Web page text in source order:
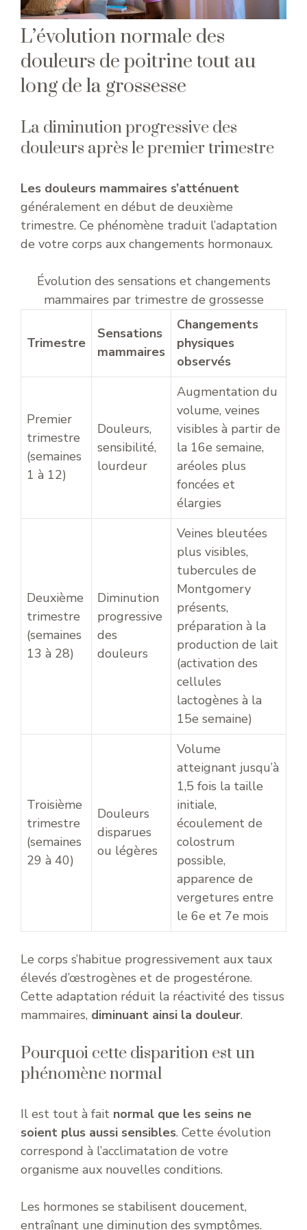
L’évolution normale des
douleurs de poitrine tout au
long de la grossesse
La diminution progressive des
douleurs après le premier trimestre
Les douleurs mammaires s’atténuent
généralement en début de deuxième
trimestre. Ce phénomène traduit l’adaptation
de votre corps aux changements hormonaux.
Évolution des sensations et changements
mammaires par trimestre de grossesse
Trimestre
Sensations
mammaires
Changements
physiques
observés
Premier
trimestre
(semaines
1 à 12)
Douleurs,
sensibilité,
lourdeur
Augmentation du
volume, veines
visibles à partir de
la 16e semaine,
aréoles plus
foncées et
élargies
Deuxième
trimestre
(semaines
13 à 28)
Diminution
progressive
des
douleurs
Veines bleutées
plus visibles,
tubercules de
Montgomery
présents,
préparation à la
production de lait
(activation des
cellules
lactogènes à la
15e semaine)
Troisième
trimestre
(semaines
29 à 40)
Douleurs
disparues
ou légères
Volume
atteignant jusqu’à
1,5 fois la taille
initiale,
écoulement de
colostrum
possible,
apparence de
vergetures entre
le 6e et 7e mois
Le corps s’habitue progressivement aux taux
élevés d’œstrogènes et de progestérone.
Cette adaptation réduit la réactivité des tissus
mammaires, diminuant ainsi la douleur.
Pourquoi cette disparition est un
phénomène normal
Il est tout à fait normal que les seins ne
soient plus aussi sensibles. Cette évolution
correspond à l’acclimatation de votre
organisme aux nouvelles conditions.
Les hormones se stabilisent doucement,
entraînant une diminution des symptômes.